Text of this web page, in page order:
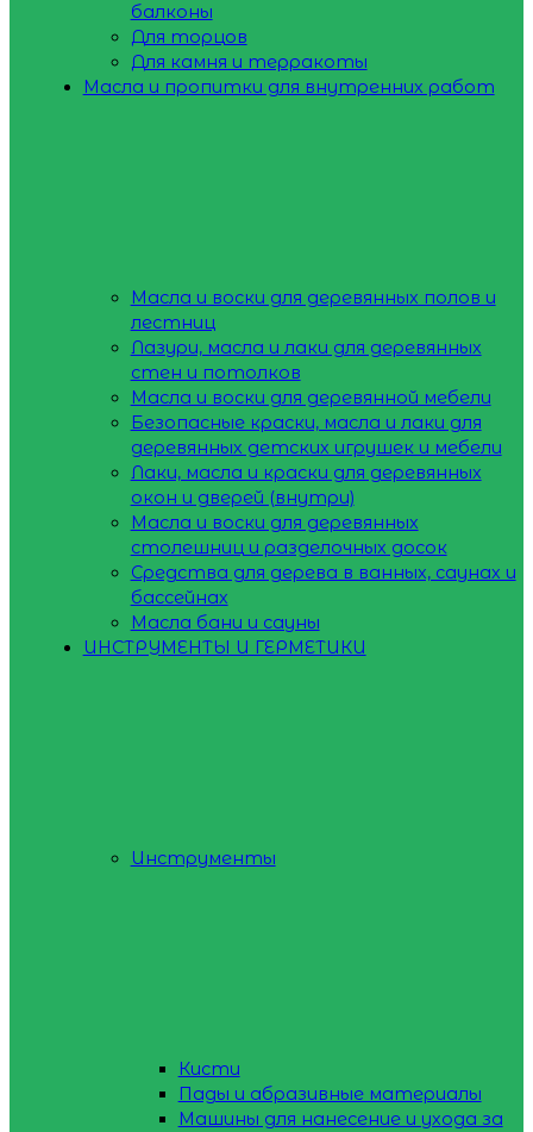
балконы
Для торцов
Для камня и терракоты
Масла и пропитки для внутренних работ
Масла и воски для деревянных полов и
лестниц
Лазури, масла и лаки для деревянных
стен и потолков
Масла и воски для деревянной мебели
Безопасные краски, масла и лаки для
деревянных детских игрушек и мебели
Лаки, масла и краски для деревянных
окон и дверей (внутри)
Масла и воски для деревянных
столешниц и разделочных досок
Средства для дерева в ванных, саунах и
бассейнах
Масла бани и сауны
ИНСТРУМЕНТЫ И ГЕРМЕТИКИ
Инструменты
Кисти
Пады и абразивные материалы
Машины для нанесение и ухода за